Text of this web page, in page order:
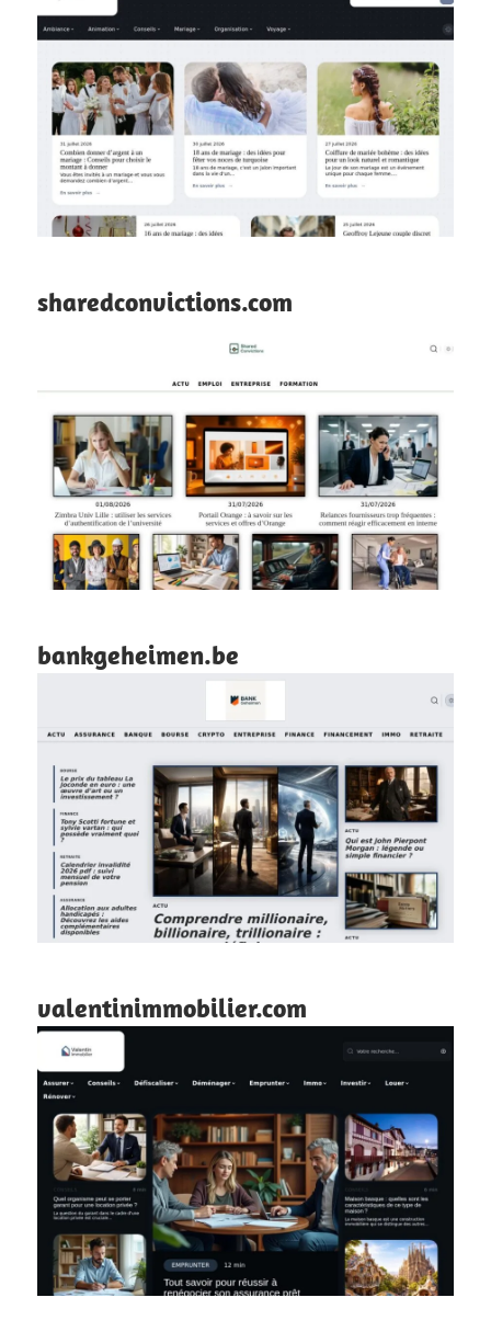
sharedconvictions.com
bankgeheimen.be
valentinimmobilier.com